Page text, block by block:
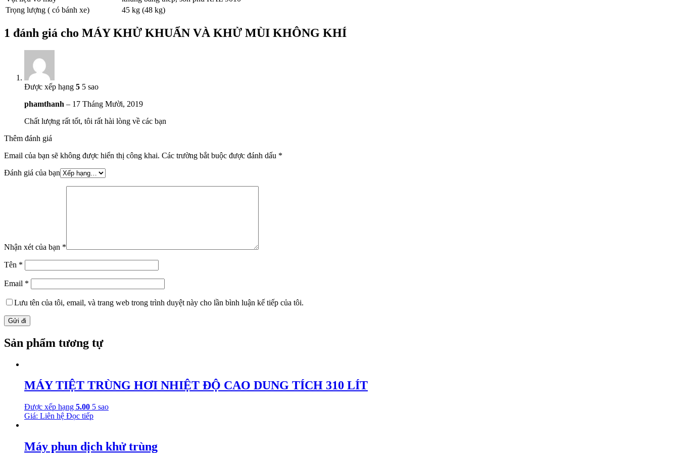
Trọng lượng ( có bánh xe)
45 kg (48 kg)
1 đánh giá cho MÁY KHỬ KHUẨN VÀ KHỬ MÙI KHÔNG KHÍ
Được xếp hạng 5 5 sao
phamthanh – 17 Tháng Mười, 2019
Chất lượng rất tốt, tôi rất hài lòng về các bạn
Thêm đánh giá
Email của bạn sẽ không được hiển thị công khai. Các trường bắt buộc được đánh dấu *
Đánh giá của bạn
Nhận xét của bạn *
Tên *
Email *
Lưu tên của tôi, email, và trang web trong trình duyệt này cho lần bình luận kế tiếp của tôi.
Sản phẩm tương tự
MÁY TIỆT TRÙNG HƠI NHIỆT ĐỘ CAO DUNG TÍCH 310 LÍT
Được xếp hạng 5.00 5 sao
Giá: Liên hệ Đọc tiếp
Máy phun dịch khử trùng